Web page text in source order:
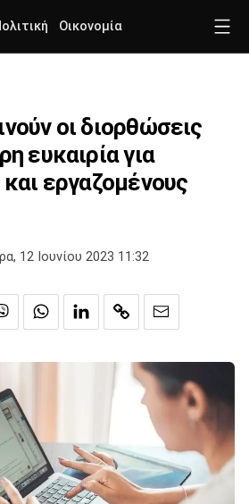
Οικονομία
οι διορθώσεις
ευκαιρία για
και εργαζομένους
12 Ιουνίου 2023 11:32